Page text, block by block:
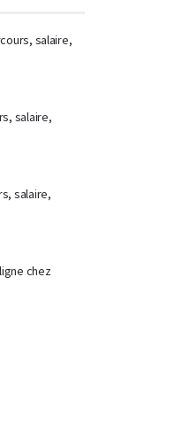
salaire,
salaire,
salaire,
chez